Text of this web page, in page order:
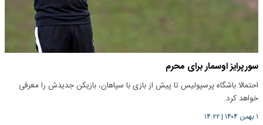
سورپرایز اوسمار برای محرم
احتمالا باشگاه پرسپولیس تا پیش از بازی با سپاهان، بازیکن جدیدش را معرفی
خواهد کرد.
۱ بهمن ۱۴۰۴ |۱۴:۲۲